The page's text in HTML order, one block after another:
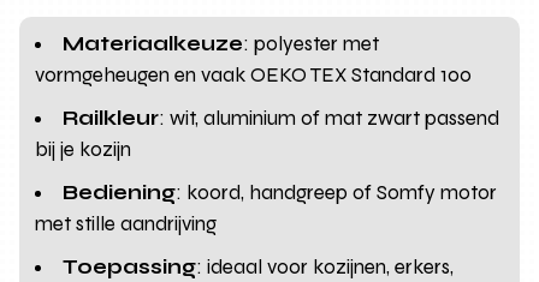
Materiaalkeuze: polyester met
vormgeheugen en vaak OEKO TEX Standard 100
Railkleur: wit, aluminium of mat zwart passend
bij je kozijn
Bediening: koord, handgreep of Somfy motor
met stille aandrijving
Toepassing: ideaal voor kozijnen, erkers,